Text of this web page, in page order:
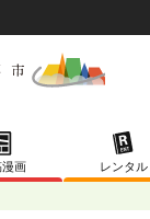
画 レンタル